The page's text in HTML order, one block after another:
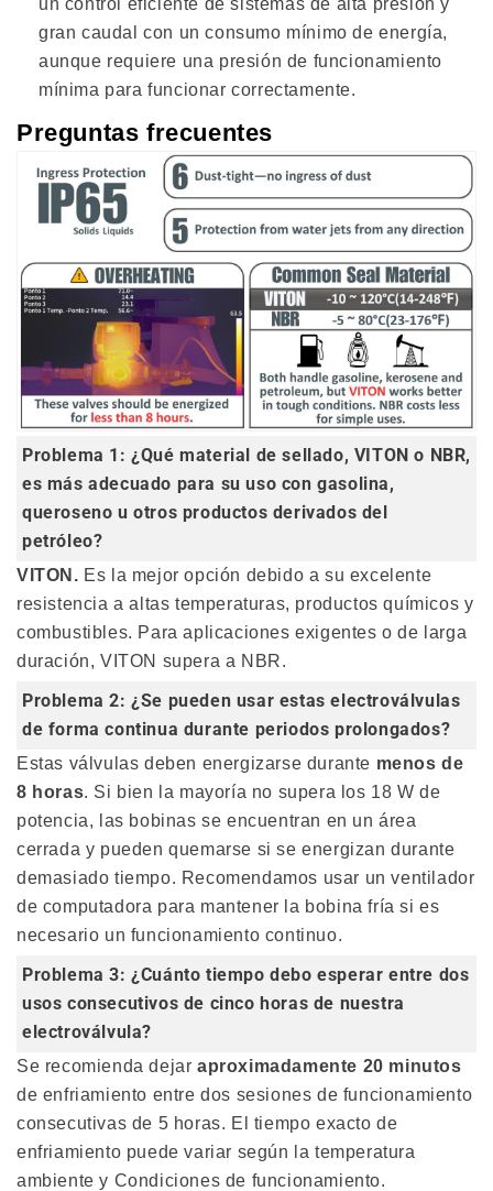
un control eficiente de sistemas de alta presión y
gran caudal con un consumo mínimo de energía,
aunque requiere una presión de funcionamiento
mínima para funcionar correctamente.
Preguntas frecuentes
Problema 1: ¿Qué material de sellado, VITON o NBR,
es más adecuado para su uso con gasolina,
queroseno u otros productos derivados del
petróleo?
VITON. Es la mejor opción debido a su excelente
resistencia a altas temperaturas, productos químicos y
combustibles. Para aplicaciones exigentes o de larga
duración, VITON supera a NBR.
Problema 2: ¿Se pueden usar estas electroválvulas
de forma continua durante periodos prolongados?
Estas válvulas deben energizarse durante menos de
8 horas. Si bien la mayoría no supera los 18 W de
potencia, las bobinas se encuentran en un área
cerrada y pueden quemarse si se energizan durante
demasiado tiempo. Recomendamos usar un ventilador
de computadora para mantener la bobina fría si es
necesario un funcionamiento continuo.
Problema 3: ¿Cuánto tiempo debo esperar entre dos
usos consecutivos de cinco horas de nuestra
electroválvula?
Se recomienda dejar aproximadamente 20 minutos
de enfriamiento entre dos sesiones de funcionamiento
consecutivas de 5 horas. El tiempo exacto de
enfriamiento puede variar según la temperatura
ambiente y Condiciones de funcionamiento.